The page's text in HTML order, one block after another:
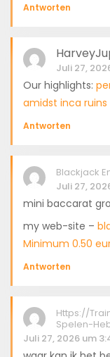
Antworten
Juli 27,
Our highlights:
amidst inca ruins
Antworten
Blackjack
Juli 27,
mini baccarat
my web-site –
Minimum 0.50
Antworten
Https://
Spelen-
Juli 27, 2026 um